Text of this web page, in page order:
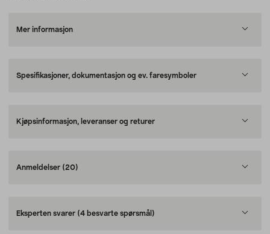
Mer informasjon
Spesifikasjoner, dokumentasjon og ev. faresymboler
Kjøpsinformasjon, leveranser og returer
Anmeldelser (20)
Eksperten svarer (4 besvarte spørsmål)